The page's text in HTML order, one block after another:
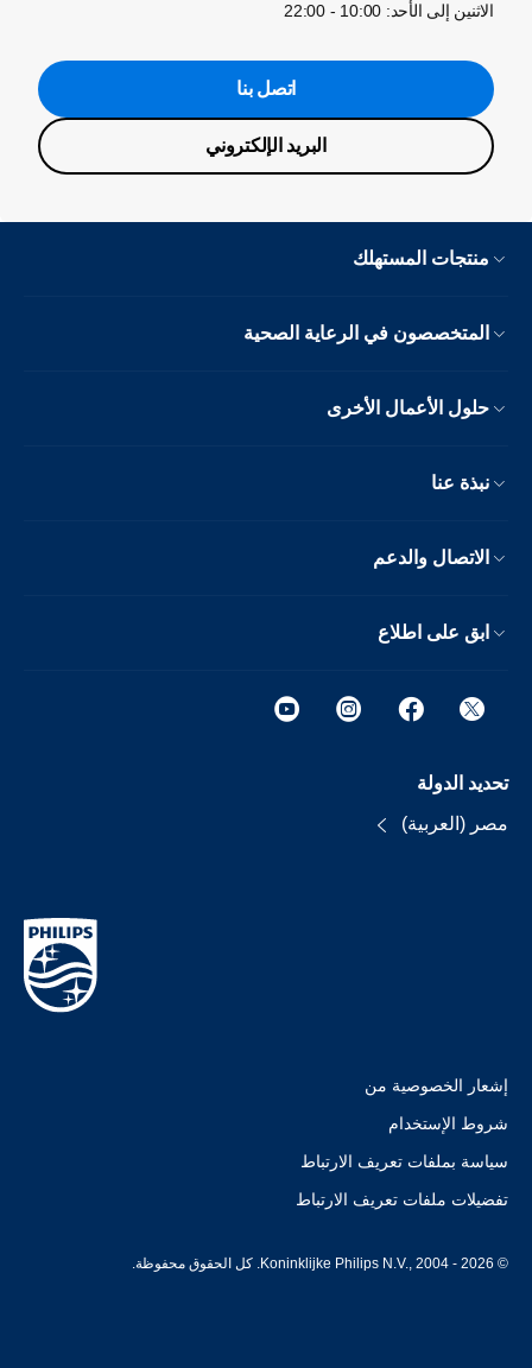
الاثنين إلى الأحد: 10:00 - 22:00
اتصل بنا
البريد الإلكتروني
منتجات المستهلك
المتخصصون في الرعاية الصحية
حلول الأعمال الأخرى
نبذة عنا
الاتصال والدعم
ابق على اطلاع
تحديد الدولة
مصر (العربية)
إشعار الخصوصية من
شروط الإستخدام
سياسة بملفات تعريف الارتباط
تفضيلات ملفات تعريف الارتباط
© Koninklijke Philips N.V., 2004 - 2026. كل الحقوق محفوظة.